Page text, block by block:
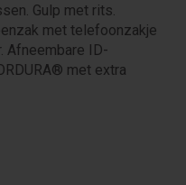
Gulp met rits.
met telefoonzakje
Afneembare ID-
met extra